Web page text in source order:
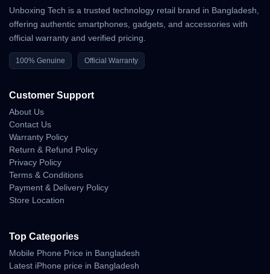
Unboxing Tech is a trusted technology retail brand in Bangladesh,
offering authentic smartphones, gadgets, and accessories with
official warranty and verified pricing.
100% Genuine Official Warranty
Customer Support
About Us
Contact Us
Warranty Policy
Return & Refund Policy
Privacy Policy
Terms & Conditions
Payment & Delivery Policy
Store Location
Top Categories
Mobile Phone Price in Bangladesh
Latest iPhone price in Bangladesh